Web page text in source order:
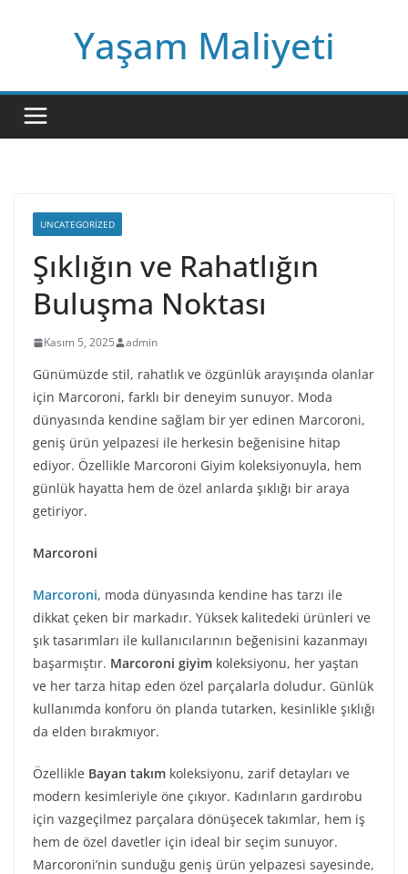
Yaşam Maliyeti
UNCATEGORIZED
Şıklığın ve Rahatlığın
Buluşma Noktası
Kasım 5, 2025 admin
Günümüzde stil, rahatlık ve özgünlük arayışında olanlar
için Marcoroni, farklı bir deneyim sunuyor. Moda
dünyasında kendine sağlam bir yer edinen Marcoroni,
geniş ürün yelpazesi ile herkesin beğenisine hitap
ediyor. Özellikle Marcoroni Giyim koleksiyonuyla, hem
günlük hayatta hem de özel anlarda şıklığı bir araya
getiriyor.
Marcoroni
Marcoroni, moda dünyasında kendine has tarzı ile
dikkat çeken bir markadır. Yüksek kalitedeki ürünleri ve
şık tasarımları ile kullanıcılarının beğenisini kazanmayı
başarmıştır. Marcoroni giyim koleksiyonu, her yaştan
ve her tarza hitap eden özel parçalarla doludur. Günlük
kullanımda konforu ön planda tutarken, kesinlikle şıklığı
da elden bırakmıyor.
Özellikle Bayan takım koleksiyonu, zarif detayları ve
modern kesimleriyle öne çıkıyor. Kadınların gardırobu
için vazgeçilmez parçalara dönüşecek takımlar, hem iş
hem de özel davetler için ideal bir seçim sunuyor.
Marcoroni’nin sunduğu geniş ürün yelpazesi sayesinde,